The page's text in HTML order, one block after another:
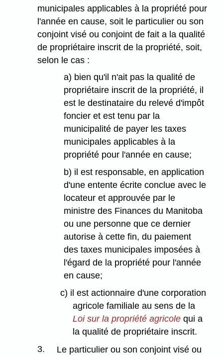
municipales applicables à la propriété pour
l'année en cause, soit le particulier ou son
conjoint visé ou conjoint de fait a la qualité
de propriétaire inscrit de la propriété, soit,
selon le cas :
a) bien qu'il n'ait pas la qualité de
propriétaire inscrit de la propriété, il
est le destinataire du relevé d'impôt
foncier et est tenu par la
municipalité de payer les taxes
municipales applicables à la
propriété pour l'année en cause;
b) il est responsable, en application
d'une entente écrite conclue avec le
locateur et approuvée par le
ministre des Finances du Manitoba
ou une personne que ce dernier
autorise à cette fin, du paiement
des taxes municipales imposées à
l'égard de la propriété pour l'année
en cause;
c) il est actionnaire d'une corporation
agricole familiale au sens de la
Loi sur la propriété agricolequi a
la qualité de propriétaire inscrit.
3.
Le particulier ou son conjoint visé ou